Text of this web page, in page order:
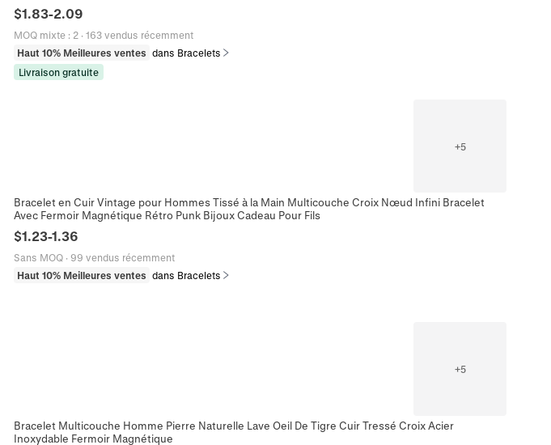
$1.83-2.09
MOQ mixte : 2 · 163 vendus récemment
Haut 10% Meilleures ventes dans Bracelets
Livraison gratuite
+5
Bracelet en Cuir Vintage pour Hommes Tissé à la Main Multicouche Croix Nœud Infini Bracelet
Avec Fermoir Magnétique Rétro Punk Bijoux Cadeau Pour Fils
$1.23-1.36
Sans MOQ · 99 vendus récemment
Haut 10% Meilleures ventes dans Bracelets
+5
Bracelet Multicouche Homme Pierre Naturelle Lave Oeil De Tigre Cuir Tressé Croix Acier
Inoxydable Fermoir Magnétique